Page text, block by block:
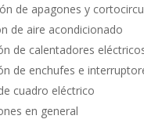
de apagones y
de aire acondicionado
de calentadores
de enchufes e
cuadro eléctrico
en general